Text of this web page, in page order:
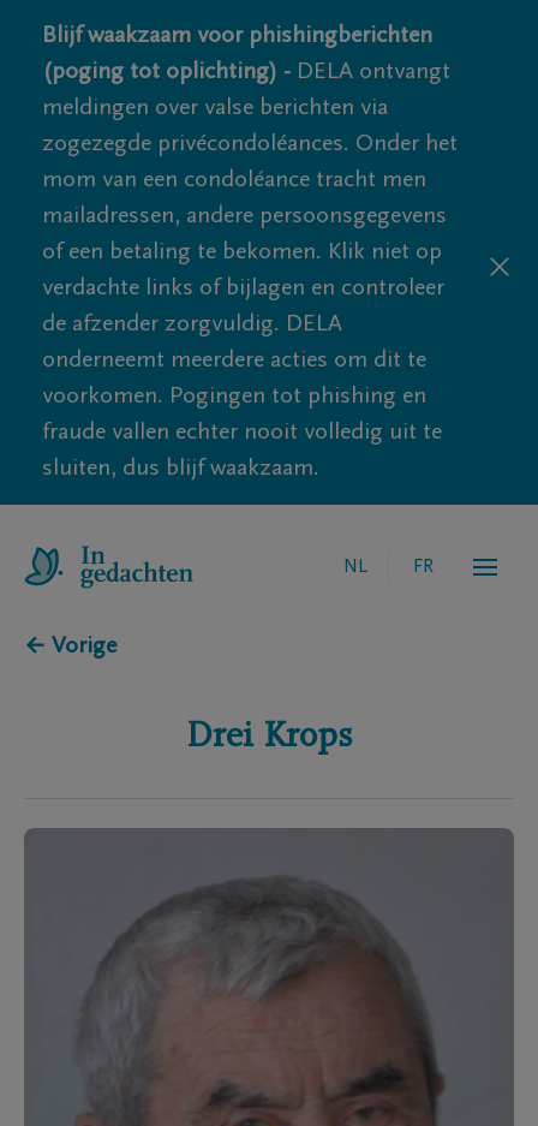
Blijf waakzaam voor phishingberichten
(poging tot oplichting) - DELA ontvangt
meldingen over valse berichten via
zogezegde privécondoléances. Onder het
mom van een condoléance tracht men
mailadressen, andere persoonsgegevens
of een betaling te bekomen. Klik niet op
verdachte links of bijlagen en controleer
de afzender zorgvuldig. DELA
onderneemt meerdere acties om dit te
voorkomen. Pogingen tot phishing en
fraude vallen echter nooit volledig uit te
sluiten, dus blijf waakzaam.
NL FR
← Vorige
Drei Krops